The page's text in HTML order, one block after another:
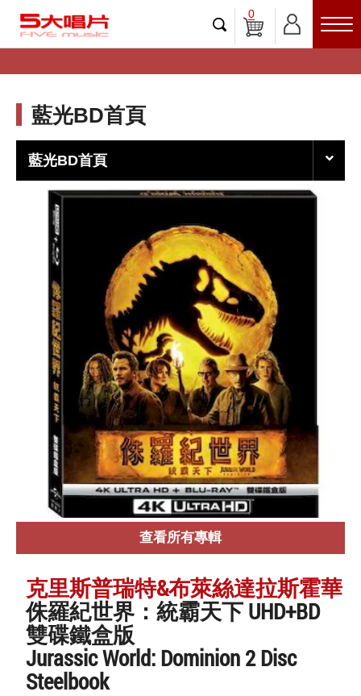
0
藍光BD首頁
藍光BD首頁
查看所有專輯
克里斯普瑞特&布萊絲達拉斯霍華
侏羅紀世界：統霸天下 UHD+BD
雙碟鐵盒版
Jurassic World: Dominion 2 Disc
Steelbook